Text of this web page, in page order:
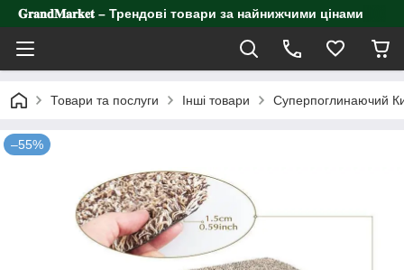
𝐆𝐫𝐚𝐧𝐝𝐌𝐚𝐫𝐤𝐞𝐭 – Трендові товари за найнижчими цінами
Товари та послуги Інші товари Суперпоглинаючий
–55%